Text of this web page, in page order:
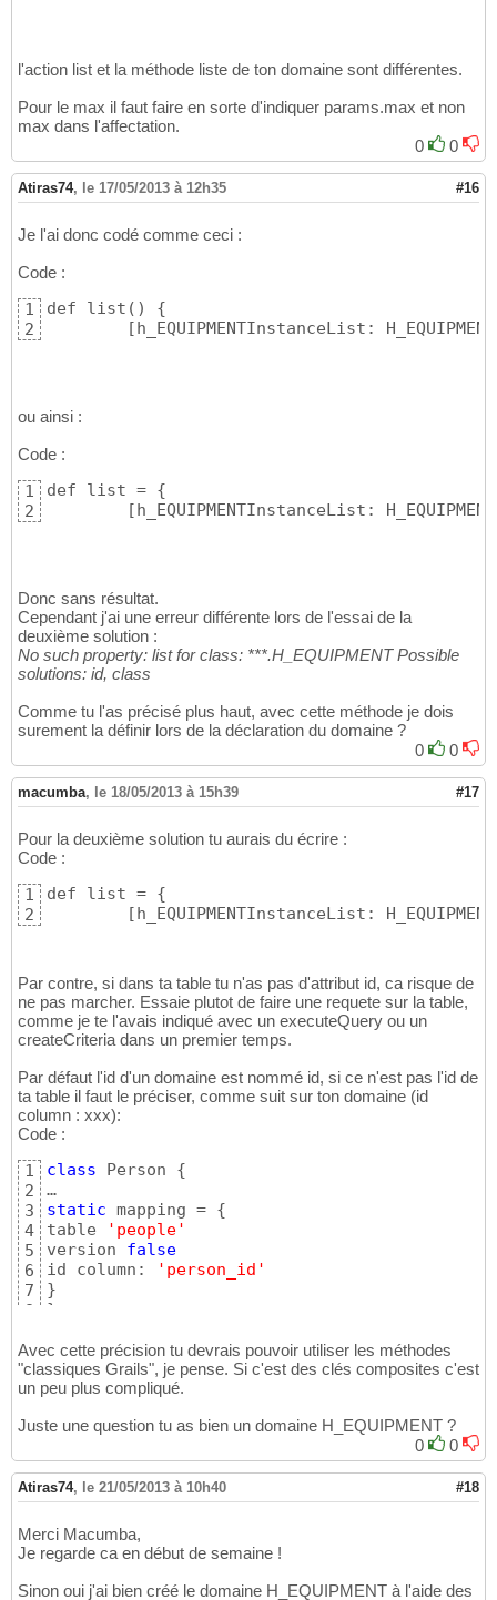
l'action list et la méthode liste de ton domaine sont différentes.
Pour le max il faut faire en sorte d'indiquer params.max et non
max dans l'affectation.
0
0
Atiras74, le 17/05/2013 à 12h35 #16
Je l'ai donc codé comme ceci :
Code :
1
2
def list ( )
{
[ h_EQUIPMENTInstanceList:
ou ainsi :
Code :
1
2
def list = {
[ h_EQUIPMENTInstanceList:
Donc sans résultat.
Cependant j'ai une erreur différente lors de l'essai de la
deuxième solution :
No such property: list for class: ***.H_EQUIPMENT Possible
solutions: id, class
Comme tu l'as précisé plus haut, avec cette méthode je dois
surement la définir lors de la déclaration du domaine ?
0
0
macumba, le 18/05/2013 à 15h39 #17
Pour la deuxième solution tu aurais du écrire :
Code :
1
2
def list = {
[ h_EQUIPMENTInstanceList:
Par contre, si dans ta table tu n'as pas d'attribut id, ca risque de
ne pas marcher. Essaie plutot de faire une requete sur la table,
comme je te l'avais indiqué avec un executeQuery ou un
createCriteria dans un premier temps.
Par défaut l'id d'un domaine est nommé id, si ce n'est pas l'id de
ta table il faut le préciser, comme suit sur ton domaine (id
column : xxx):
Code :
1
2
3
4
5
6
7
8
class Person {
static mapping = {
table
'people'
version false
id column:
'person_id'
}
}
Avec cette précision tu devrais pouvoir utiliser les méthodes
"classiques Grails", je pense. Si c'est des clés composites c'est
un peu plus compliqué.
Juste une question tu as bien un domaine H_EQUIPMENT ?
0
0
Atiras74, le 21/05/2013 à 10h40 #18
Merci Macumba,
Je regarde ca en début de semaine !
Sinon oui j'ai bien créé le domaine H_EQUIPMENT à l'aide des